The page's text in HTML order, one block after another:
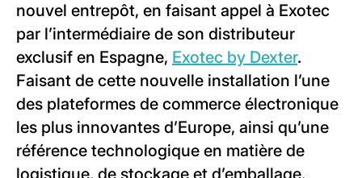
nouvel entrepôt, en faisant appel à Exotec
par l’intermédiaire de son distributeur
exclusif en Espagne, Exotec by Dexter.
Faisant de cette nouvelle installation l’une
des plateformes de commerce électronique
les plus innovantes d’Europe, ainsi qu’une
référence technologique en matière de
logistique, de stockage et d’emballage.